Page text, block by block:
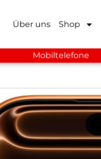
Über uns Shop
Mobiltelefone